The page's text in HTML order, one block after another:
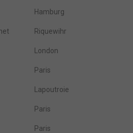
Hamburg
Riquewihr
London
Paris
Lapoutroie
Paris
Paris